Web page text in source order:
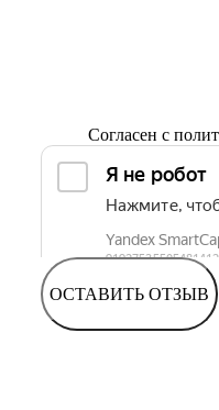
Согласен с
ОСТАВИТЬ ОТЗЫВ